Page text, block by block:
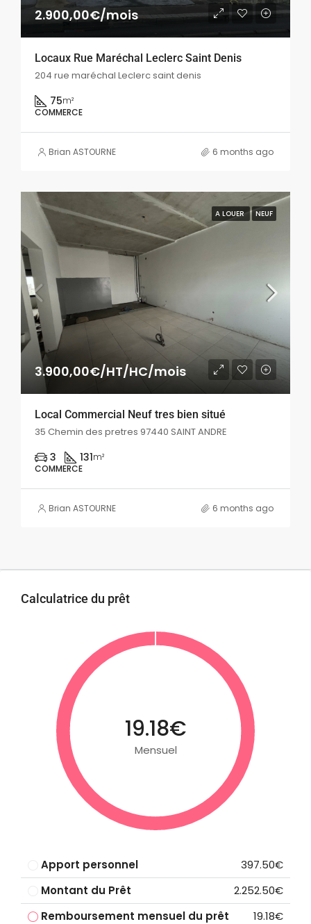
2.900,00€/mois
Locaux Rue Maréchal Leclerc Saint Denis
204 rue maréchal Leclerc saint denis
75m²
COMMERCE
Brian ASTOURNE 6 months ago
A LOUER NEUF
3.900,00€/HT/HC/mois
Local Commercial Neuf tres bien situé
35 Chemin des pretres 97440 SAINT ANDRE
3 131m²
COMMERCE
Brian ASTOURNE 6 months ago
Calculatrice du prêt
19.18€
Mensuel
Apport personnel
397.50€
Montant du Prêt
2.252.50€
Remboursement mensuel du prêt
19.18€